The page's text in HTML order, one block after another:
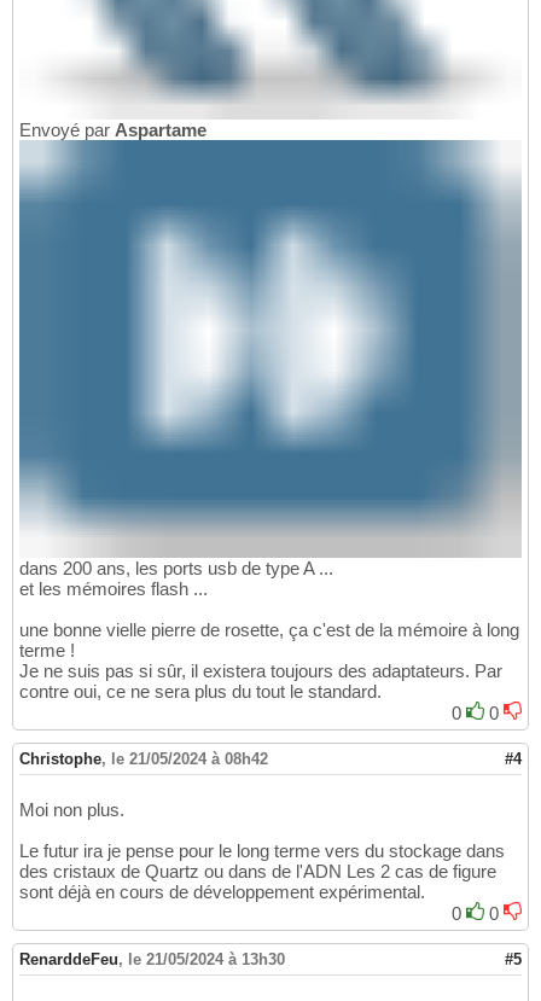
Envoyé par Aspartame
dans 200 ans, les ports usb de type A ...
et les mémoires flash ...
une bonne vielle pierre de rosette, ça c'est de la mémoire à long
terme !
Je ne suis pas si sûr, il existera toujours des adaptateurs. Par
contre oui, ce ne sera plus du tout le standard.
0
0
Christophe, le 21/05/2024 à 08h42 #4
Moi non plus.
Le futur ira je pense pour le long terme vers du stockage dans
des cristaux de Quartz ou dans de l'ADN Les 2 cas de figure
sont déjà en cours de développement expérimental.
0
0
RenarddeFeu, le 21/05/2024 à 13h30 #5